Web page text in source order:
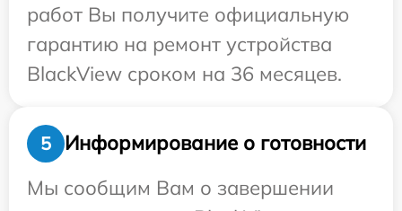
работ Вы получите официальную
гарантию на ремонт устройства
BlackView сроком на 36 месяцев.
5
Информирование о готовности
Мы сообщим Вам о завершении